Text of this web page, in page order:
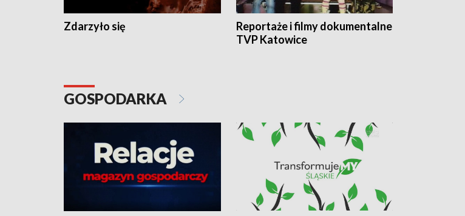
Zdarzyło się
Reportaże i filmy dokumentalne
TVP Katowice
GOSPODARKA